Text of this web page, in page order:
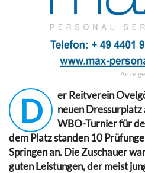
Anzeige
D
er Reitverein
neuen
WBO-Turnier für
dem Platz standen 10
Springen an. Die Zuschauer
guten Leistungen, der meist